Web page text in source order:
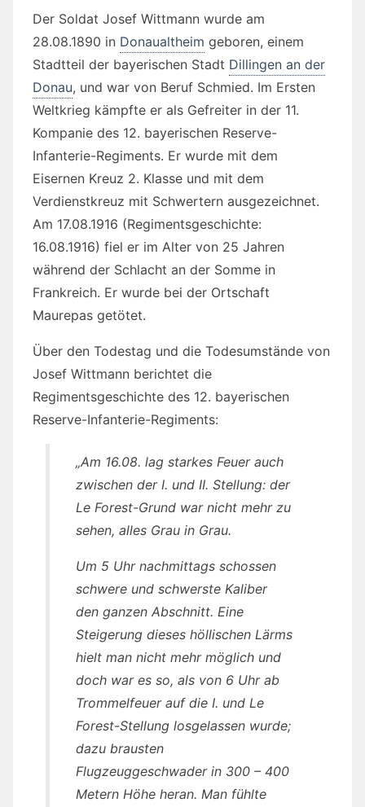
Der Soldat Josef Wittmann wurde am
28.08.1890 in Donaualtheim geboren, einem
Stadtteil der bayerischen Stadt Dillingen an der
Donau, und war von Beruf Schmied. Im Ersten
Weltkrieg kämpfte er als Gefreiter in der 11.
Kompanie des 12. bayerischen Reserve-
Infanterie-Regiments. Er wurde mit dem
Eisernen Kreuz 2. Klasse und mit dem
Verdienstkreuz mit Schwertern ausgezeichnet.
Am 17.08.1916 (Regimentsgeschichte:
16.08.1916) fiel er im Alter von 25 Jahren
während der Schlacht an der Somme in
Frankreich. Er wurde bei der Ortschaft
Maurepas getötet.
Über den Todestag und die Todesumstände von
Josef Wittmann berichtet die
Regimentsgeschichte des 12. bayerischen
Reserve-Infanterie-Regiments:
„Am 16.08. lag starkes Feuer auch
zwischen der I. und II. Stellung: der
Le Forest-Grund war nicht mehr zu
sehen, alles Grau in Grau.
Um 5 Uhr nachmittags schossen
schwere und schwerste Kaliber
den ganzen Abschnitt. Eine
Steigerung dieses höllischen Lärms
hielt man nicht mehr möglich und
doch war es so, als von 6 Uhr ab
Trommelfeuer auf die I. und Le
Forest-Stellung losgelassen wurde;
dazu brausten
Flugzeuggeschwader in 300 – 400
Metern Höhe heran. Man fühlte